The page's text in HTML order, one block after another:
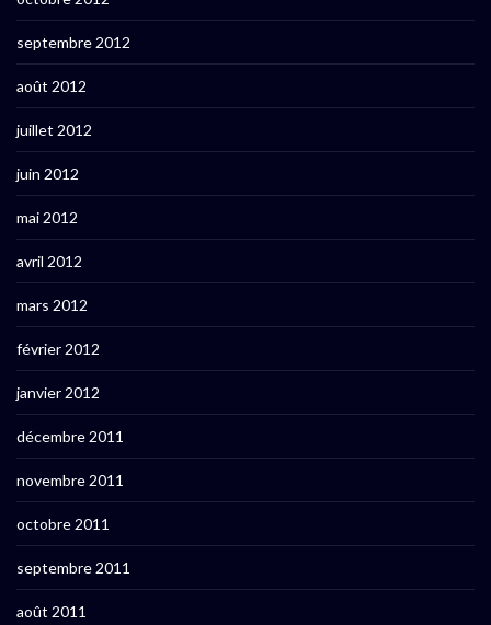
septembre 2012
août 2012
juillet 2012
juin 2012
mai 2012
avril 2012
mars 2012
février 2012
janvier 2012
décembre 2011
novembre 2011
octobre 2011
septembre 2011
août 2011